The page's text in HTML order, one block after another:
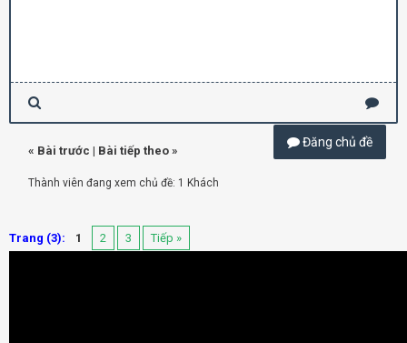
Đăng chủ đề
« Bài trước | Bài tiếp theo »
Thành viên đang xem chủ đề: 1 Khách
Trang (3): 1 2 3 Tiếp »